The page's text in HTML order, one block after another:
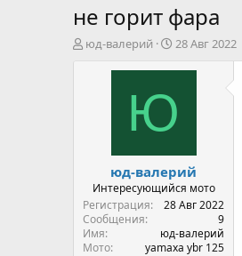
не горит фара
А
юд-валерий
Д
т
н
а
а
л
а
28 Авг 2022
Ю
юд-валерий
Интересующийся мото
Регистрация
28 Авг 2022
Сообщения
9
Имя
юд-валерий
Мото
yamaxa ybr 125